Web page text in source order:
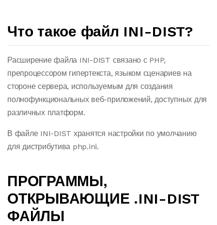
Что такое файл INI-DIST?
Расширение файла INI-DIST связано с PHP,
препроцессором гипертекста, языком сценариев на
стороне сервера, используемым для создания
полнофункциональных веб-приложений, доступных для
различных платформ.
В файле INI-DIST хранятся настройки по умолчанию
для дистрибутива php.ini.
ПРОГРАММЫ,
ОТКРЫВАЮЩИЕ .INI-DIST
ФАЙЛЫ